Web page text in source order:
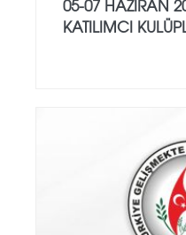
05-07 HAZİRAN
KATILIMCI